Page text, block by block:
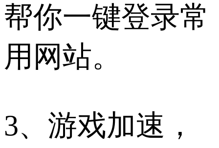
帮你一键登录常
用网站。
3、游戏加速，